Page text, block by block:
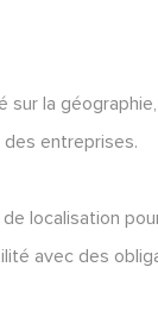
la
entreprises.
localisation
avec des